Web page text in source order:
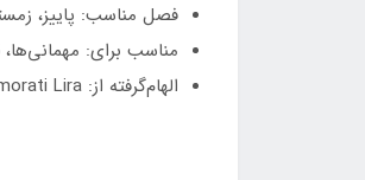
فصل مناسب: پاییز،
مناسب برای: مهمانی‌ها،
الهام‌گرفته از: Casamorati Lira — عطری لوکس، گُرماند و زنانه